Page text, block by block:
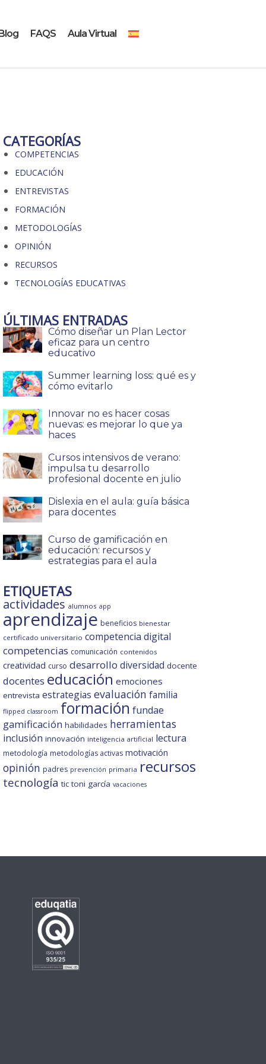
FAQS Aula Virtual
CATEGORÍAS
COMPETENCIAS
EDUCACIÓN
ENTREVISTAS
FORMACIÓN
METODOLOGÍAS
OPINIÓN
RECURSOS
TECNOLOGÍAS EDUCATIVAS
ÚLTIMAS ENTRADAS
Cómo diseñar un Plan Lector
eficaz para un centro
educativo
Summer learning loss: qué es y
cómo evitarlo
Innovar no es hacer cosas
nuevas: es mejorar lo que ya
haces
Cursos intensivos de verano:
impulsa tu desarrollo
profesional docente en julio
Dislexia en el aula: guía básica
para docentes
Curso de gamificación en
educación: recursos y
estrategias para el aula
ETIQUETAS
actividades alumnos app
aprendizaje beneficios bienestar
certificado universitario competencia digital
competencias comunicación contenidos
creatividad curso desarrollo diversidad docente
docentes educación emociones
entrevista estrategias evaluación familia
flipped classroom formación fundae
gamificación habilidades herramientas
inclusión innovación inteligencia artificial lectura
metodología metodologías activas motivación
opinión padres prevención primaria recursos
tecnología tic toni garcía vacaciones